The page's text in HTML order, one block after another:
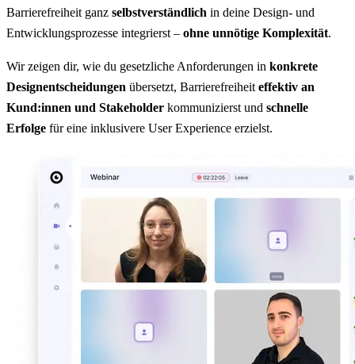
Barrierefreiheit ganz selbstverständlich in deine Design- und
Entwicklungsprozesse integrierst – ohne unnötige Komplexität.
Wir zeigen dir, wie du gesetzliche Anforderungen in konkrete
Designentscheidungen übersetzt, Barrierefreiheit effektiv an
Kund:innen und Stakeholder kommunizierst und schnelle
Erfolge für eine inklusivere User Experience erzielst.